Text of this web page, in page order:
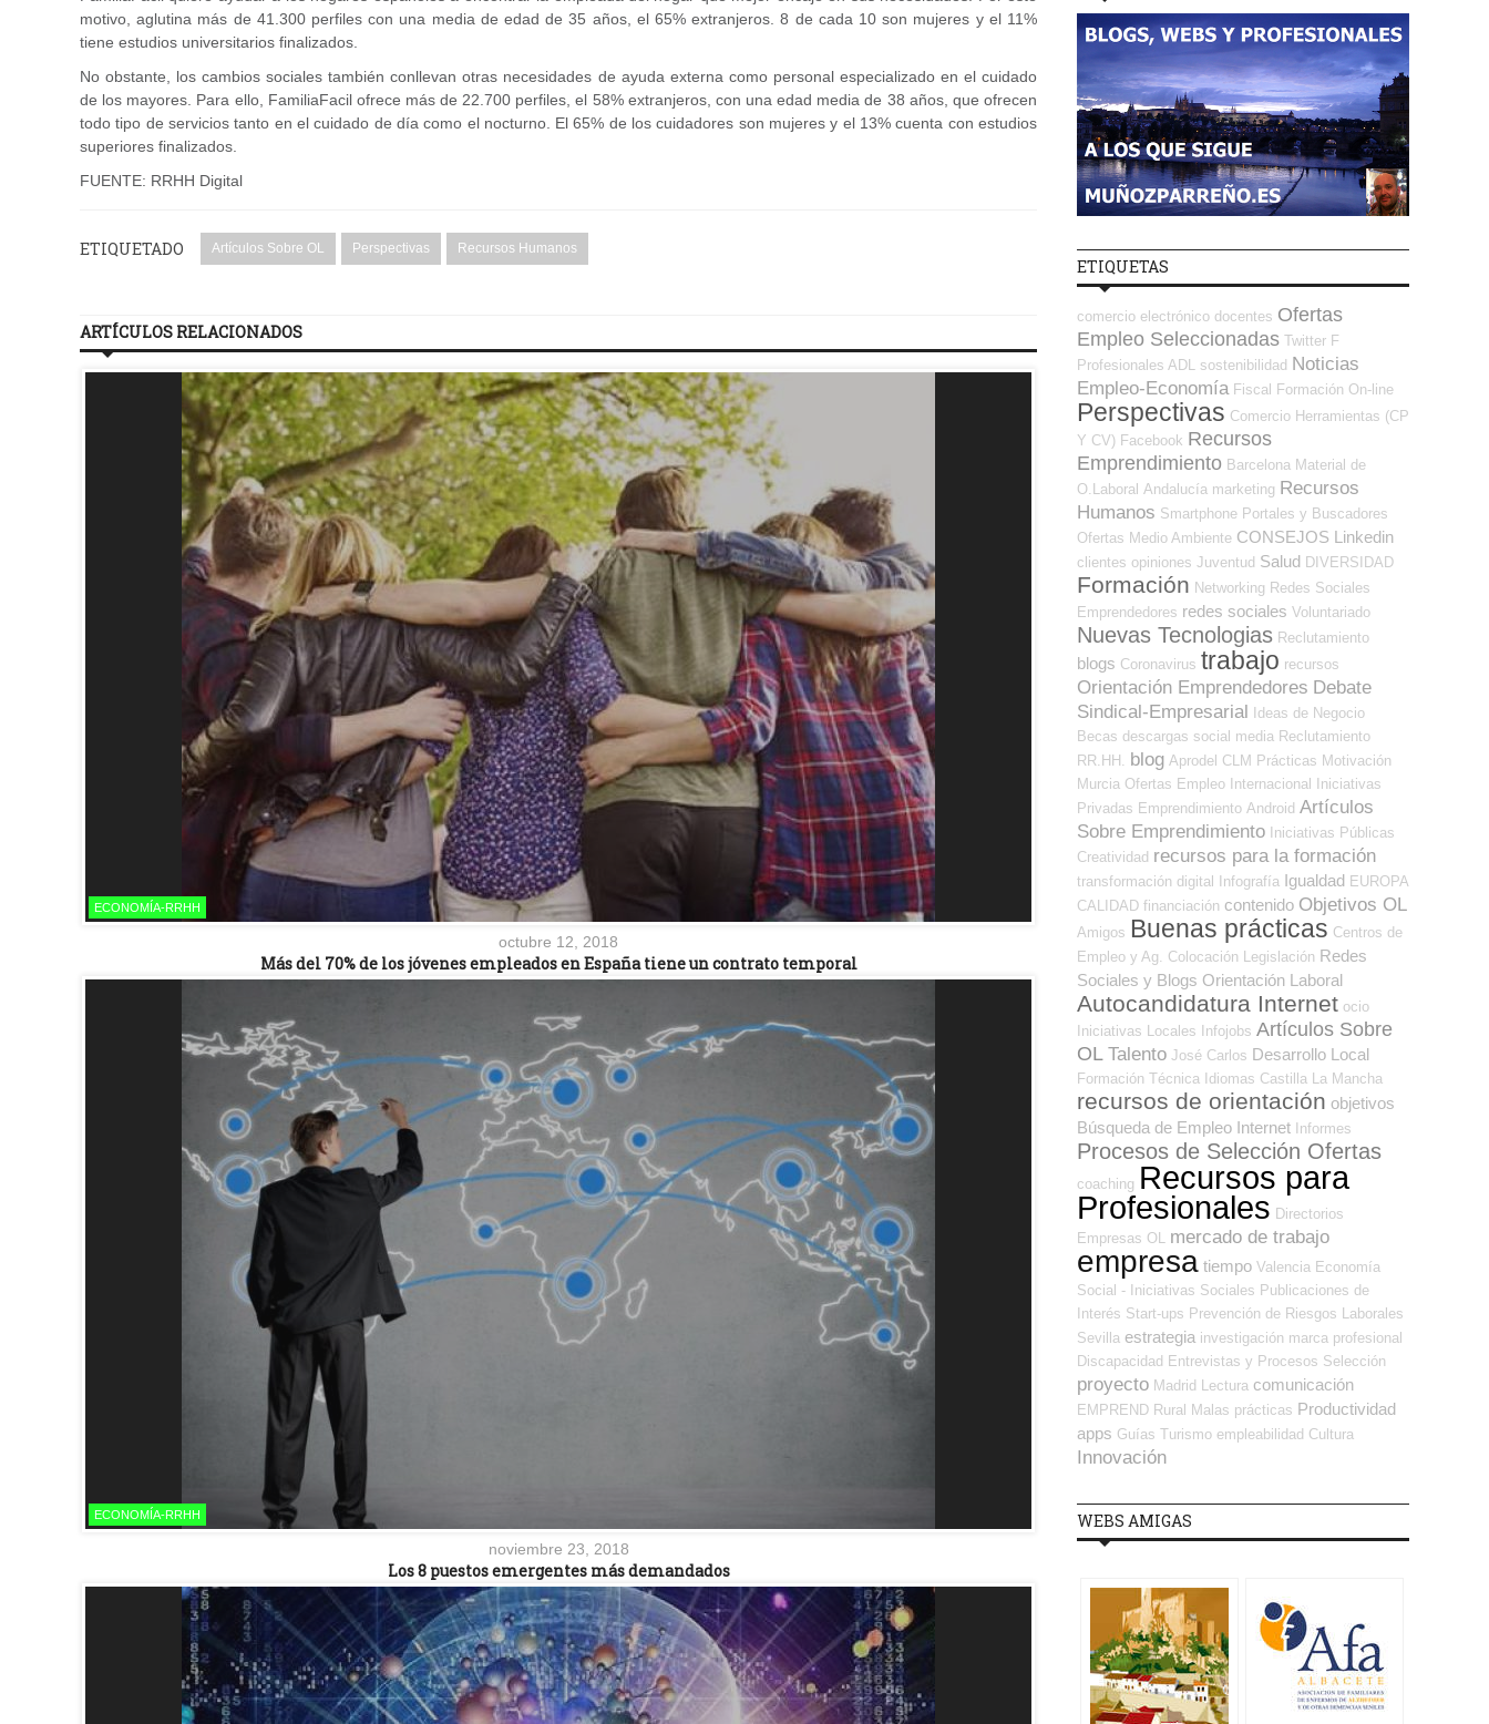
motivo, aglutina más de 41.300 perfiles con una media de edad de 35 años, el 65% extranjeros. 8 de cada 10 son mujeres y el 11%
tiene estudios universitarios finalizados.
No obstante, los cambios sociales también conllevan otras necesidades de ayuda externa como personal especializado en el cuidado
de los mayores. Para ello, FamiliaFacil ofrece más de 22.700 perfiles, el 58% extranjeros, con una edad media de 38 años, que ofrecen
todo tipo de servicios tanto en el cuidado de día como el nocturno. El 65% de los cuidadores son mujeres y el 13% cuenta con estudios
superiores finalizados.
FUENTE: RRHH Digital
ETIQUETADO Artículos Sobre OL Perspectivas Recursos Humanos
ARTÍCULOS RELACIONADOS
ECONOMÍA-RRHH
octubre 12, 2018
Más del 70% de los jóvenes empleados en España tiene un contrato temporal
ECONOMÍA-RRHH
noviembre 23, 2018
Los 8 puestos emergentes más demandados
ETIQUETAS
comercio electrónico docentes Ofertas
Empleo Seleccionadas Twitter F
Profesionales ADL
sostenibilidad Noticias
Empleo-Economía Fiscal Formación On-line
Perspectivas Comercio Herramientas (CP
Y CV) Facebook Recursos
Emprendimiento Barcelona Material de
O.Laboral Andalucía marketing Recursos
Humanos Smartphone Portales y Buscadores
Ofertas Medio Ambiente CONSEJOS Linkedin
clientes opiniones Juventud Salud DIVERSIDAD
Formación Networking Redes Sociales
Emprendedores redes sociales Voluntariado
Nuevas Tecnologias Reclutamiento
blogs Coronavirus trabajo recursos
Orientación Emprendedores Debate
Sindical-Empresarial
Ideas de Negocio
Becas descargas social media Reclutamiento
RR.HH.
blog Aprodel CLM Prácticas Motivación
Murcia Ofertas Empleo Internacional
Iniciativas
Privadas Emprendimiento Android Artículos
Sobre Emprendimiento Iniciativas Públicas
Creatividad recursos para la formación
transformación digital Infografía Igualdad EUROPA
CALIDAD financiación contenido Objetivos OL
Amigos Buenas prácticas Centros de
Empleo y Ag. Colocación
Legislación Redes
Sociales y Blogs Orientación Laboral
Autocandidatura Internet ocio
Iniciativas Locales
Infojobs Artículos Sobre
OL Talento José Carlos Desarrollo Local
Formación Técnica Idiomas Castilla La Mancha
recursos de orientación objetivos
Búsqueda de Empleo Internet Informes
Procesos de Selección Ofertas
coaching Recursos para
Profesionales Directorios
Empresas OL
mercado de trabajo
empresa tiempo Valencia Economía
Social - Iniciativas Sociales Publicaciones de
Interés Start-ups Prevención de Riesgos Laborales
Sevilla estrategia investigación marca profesional
Discapacidad Entrevistas y Procesos Selección
proyecto Madrid Lectura comunicación
EMPREND Rural Malas prácticas Productividad
apps Guías Turismo empleabilidad Cultura
Innovación
WEBS AMIGAS